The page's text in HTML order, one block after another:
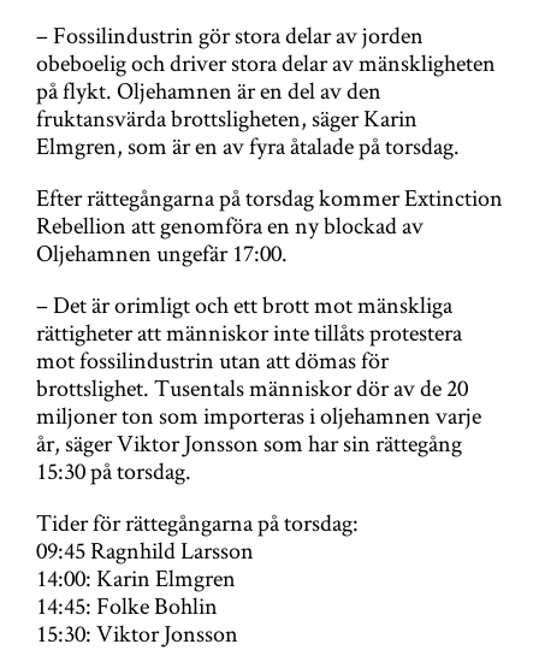
– Fossilindustrin gör stora delar av jorden
obeboelig och driver stora delar av mänskligheten
på flykt. Oljehamnen är en del av den
fruktansvärda brottsligheten, säger Karin
Elmgren, som är en av fyra åtalade på torsdag.
Efter rättegångarna på torsdag kommer Extinction
Rebellion att genomföra en ny blockad av
Oljehamnen ungefär 17:00.
– Det är orimligt och ett brott mot mänskliga
rättigheter att människor inte tillåts protestera
mot fossilindustrin utan att dömas för
brottslighet. Tusentals människor dör av de 20
miljoner ton som importeras i oljehamnen varje
år, säger Viktor Jonsson som har sin rättegång
15:30 på torsdag.
Tider för rättegångarna på torsdag:
09:45 Ragnhild Larsson
14:00: Karin Elmgren
14:45: Folke Bohlin
15:30: Viktor Jonsson